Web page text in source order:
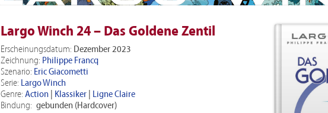
Largo Winch 24 – Das Goldene Zentil
Erscheinungsdatum: Dezember 2023
Zeichnung: Philippe Francq
Szenario: Eric Giacometti
Serie: Largo Winch
Genre: Action Klassiker
Ligne Claire
Bindung: gebunden (Hardcover)